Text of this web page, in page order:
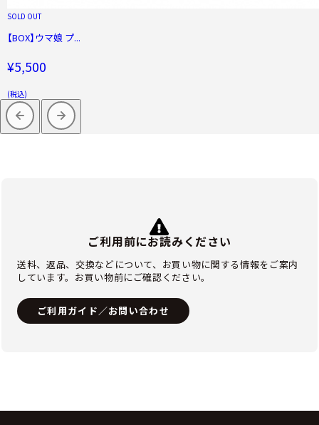
SOLD OUT
【BOX】ウマ娘 プ...
¥5,500
(税込)
ご利用前にお読みください
送料、返品、交換などについて、お買い物に関する情報をご案内
しています。お買い物前にご確認ください。
ご利用ガイド／お問い合わせ